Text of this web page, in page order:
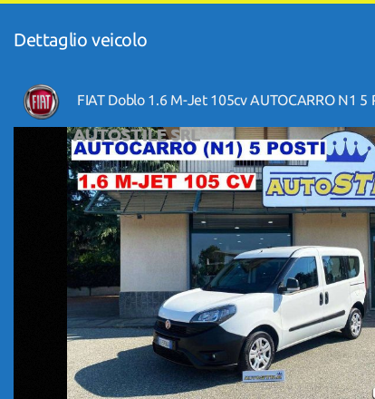
NEWS
AREA COMMERCIANTI
Dettaglio veicolo
FIAT Doblo 1.6 M-Jet 105cv AUTOCARRO N1 5